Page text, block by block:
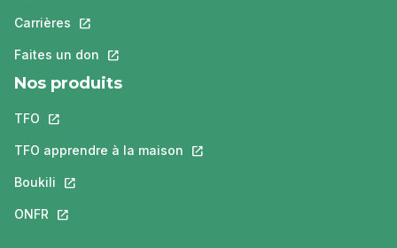
Carrières Ce lien s'ouvrira dans un nouvel onglet.
Faites un don Ce lien s'ouvrira dans un nouvel onglet.
Nos produits
TFO Ce lien s'ouvrira dans un nouvel onglet.
TFO apprendre à la maison Ce lien s'ouvrira dans un nouvel
Boukili Ce lien s'ouvrira dans un nouvel onglet.
ONFR Ce lien s'ouvrira dans un nouvel onglet.